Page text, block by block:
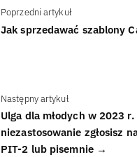
Poprzedni artykuł
Jak sprzedawać szablony
Następny artykuł
Ulga dla młodych w 2023
niezastosowanie zgłosisz
PIT-2 lub pisemnie →